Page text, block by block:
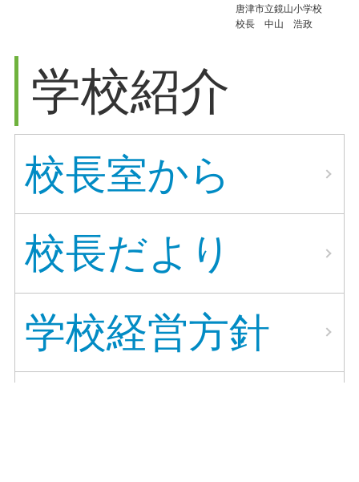
唐津市立鏡山小学校
校長 中山 浩政
学校紹介
校長室から
校長だより
学校経営方針